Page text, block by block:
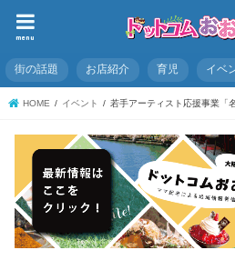
menu
街の話題 お店紹介 育児 イベ
HOME イベント 若手アーティスト応援事業「